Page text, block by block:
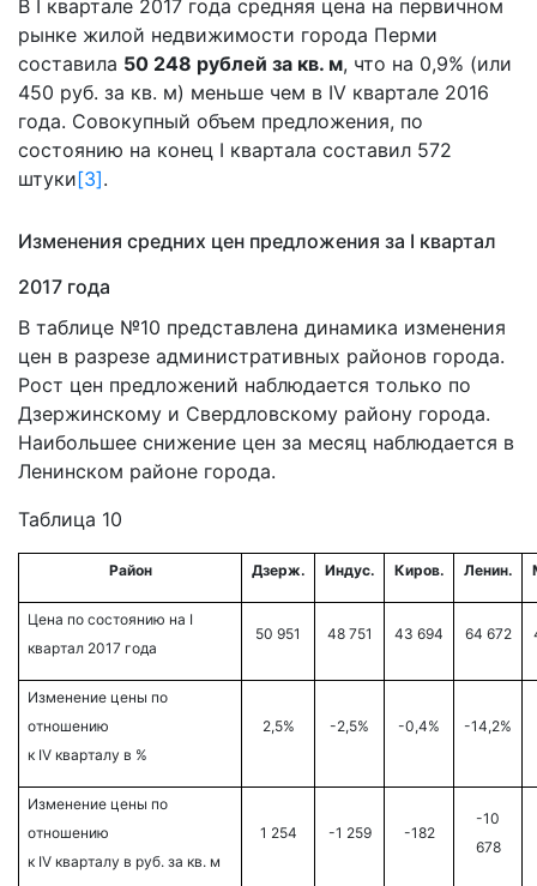
В I квартале 2017 года средняя цена на первичном
рынке жилой недвижимости города Перми
составила 50 248 рублей за кв. м, что на 0,9% (или
450 руб. за кв. м) меньше чем в IV квартале 2016
года. Совокупный объем предложения, по
состоянию на конец I квартала составил 572
штуки[3].
Изменения средних цен предложения за I квартал
2017 года
В таблице №10 представлена динамика изменения
цен в разрезе административных районов города.
Рост цен предложений наблюдается только по
Дзержинскому и Свердловскому району города.
Наибольшее снижение цен за месяц наблюдается в
Ленинском районе города.
Таблица 10
Район Дзерж. Индус. Киров. Ленин.
Цена по состоянию на I
квартал 2017 года
50 951 48 751 43 694 64 672
Изменение цены по
отношению
к IV кварталу в %
2,5% -2,5% -0,4% -14,2%
Изменение цены по
отношению
к IV кварталу в руб. за кв. м
1 254 -1 259 -182
-10
678